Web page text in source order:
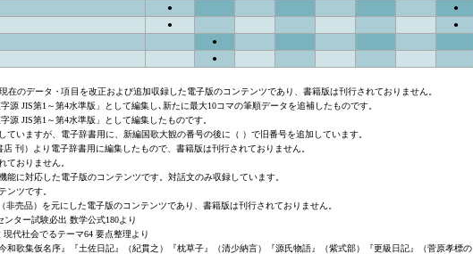
●
●
●
●
●
●
在のデータ・項目を改正および追加収録した電子版のコンテンツであり、書籍版は刊行されておりません。
源 JIS第1～第4水準版」として編集し､新たに最大10コマの筆順データを追補したものです。
源 JIS第1～第4水準版」として編集したものです。
いますが、電子辞書用に、新編国歌大観の番号の後に（ ）で旧番号を追加しています。
刊）より電子辞書用に編集したもので、書籍版は刊行されておりません。
ておりません。
に対応した電子版のコンテンツです。対話文のみ収録しています。
ンツです。
非売品）を元にした電子版のコンテンツであり、書籍版は刊行されておりません。
ター試験必出 数学公式180より
代社会でるテーマ64 要点整理より
和歌集仮名序』『土佐日記』（紀貫之）『枕草子』（清少納言）『源氏物語』（紫式部）『更級日記』（菅原孝標の